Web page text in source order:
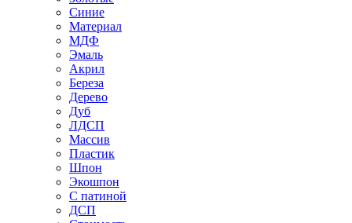
Синие
Материал
МДФ
Эмаль
Акрил
Береза
Дерево
Дуб
ЛДСП
Массив
Пластик
Шпон
Экошпон
С патиной
ДСП